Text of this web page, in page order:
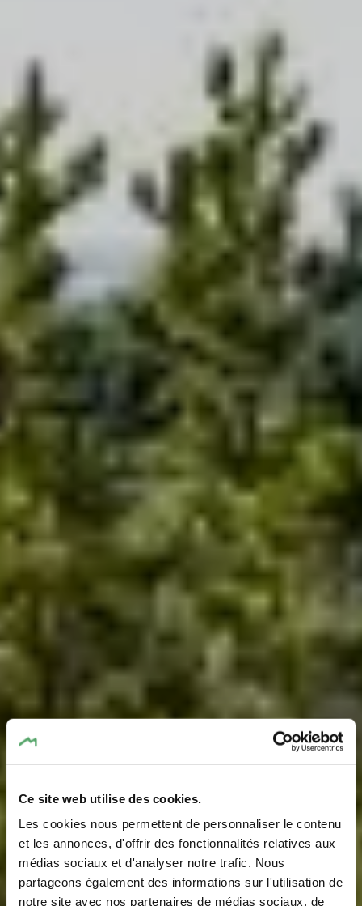
Ce site web utilise des cookies.
Les cookies nous permettent de personnaliser le contenu
et les annonces, d'offrir des fonctionnalités relatives aux
médias sociaux et d'analyser notre trafic. Nous
partageons également des informations sur l'utilisation de
notre site avec nos partenaires de médias sociaux, de